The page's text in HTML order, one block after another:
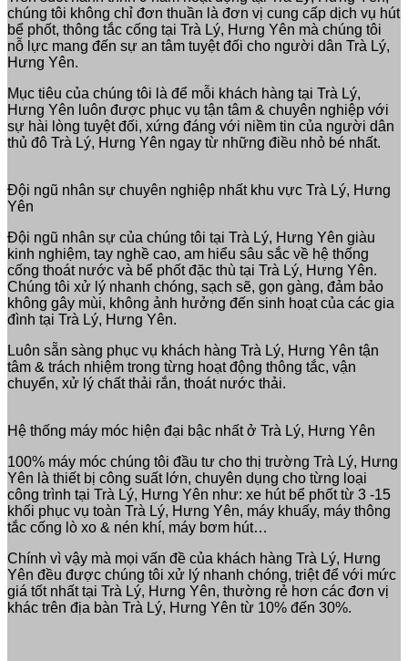
chúng tôi không chỉ đơn thuần là đơn vị cung cấp dịch vụ hút
bể phốt, thông tắc cống tại Trà Lý, Hưng Yên mà chúng tôi
nỗ lực mang đến sự an tâm tuyệt đối cho người dân Trà Lý,
Hưng Yên.
Mục tiêu của chúng tôi là để mỗi khách hàng tại Trà Lý,
Hưng Yên luôn được phục vụ tận tâm & chuyên nghiệp với
sự hài lòng tuyệt đối, xứng đáng với niềm tin của người dân
thủ đô Trà Lý, Hưng Yên ngay từ những điều nhỏ bé nhất.
Đội ngũ nhân sự chuyên nghiệp nhất khu vực Trà Lý, Hưng
Yên
Đội ngũ nhân sự của chúng tôi tại Trà Lý, Hưng Yên giàu
kinh nghiệm, tay nghề cao, am hiểu sâu sắc về hệ thống
cống thoát nước và bể phốt đặc thù tại Trà Lý, Hưng Yên.
Chúng tôi xử lý nhanh chóng, sạch sẽ, gọn gàng, đảm bảo
không gây mùi, không ảnh hưởng đến sinh hoạt của các gia
đình tại Trà Lý, Hưng Yên.
Luôn sẵn sàng phục vụ khách hàng Trà Lý, Hưng Yên tận
tâm & trách nhiệm trong từng hoạt động thông tắc, vận
chuyển, xử lý chất thải rắn, thoát nước thải.
Hệ thống máy móc hiện đại bậc nhất ở Trà Lý, Hưng Yên
100% máy móc chúng tôi đầu tư cho thị trường Trà Lý, Hưng
Yên là thiết bị công suất lớn, chuyên dụng cho từng loại
công trình tại Trà Lý, Hưng Yên như: xe hút bể phốt từ 3 -15
khối phục vụ toàn Trà Lý, Hưng Yên, máy khuấy, máy thông
tắc cống lò xo & nén khí, máy bơm hút…
Chính vì vậy mà mọi vấn đề của khách hàng Trà Lý, Hưng
Yên đều được chúng tôi xử lý nhanh chóng, triệt để với mức
giá tốt nhất tại Trà Lý, Hưng Yên, thường rẻ hơn các đơn vị
khác trên địa bàn Trà Lý, Hưng Yên từ 10% đến 30%.